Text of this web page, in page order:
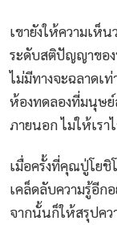
เขายังให้ความเห็
ระดับสติปัญญาขอ
ไม่มีทางจะฉลาดเ
ห้องทดลองที่มนุษย์
ภายนอก ไม่ให้เรา
เมื่อครั้งที่คุณปู่โยชิ
เคล็ดลับความรู้อีกอ
จากนั้นก็ให้สรุปค